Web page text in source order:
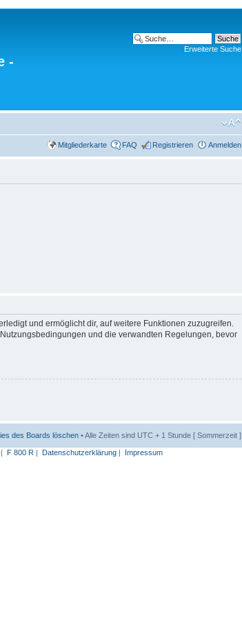
-
Erweiterte Suche
Mitgliederkarte FAQ Registrieren Anmelden
und ermöglicht dir, auf weitere Funktionen zuzugreifen.
und die verwandten Regelungen, bevor
des Boards löschen • Alle Zeiten sind UTC + 1 Stunde [ Sommerzeit ]
F 800 R | Datenschutzerklärung| Impressum